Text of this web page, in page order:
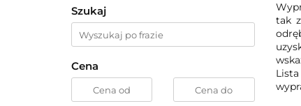
Szukaj
Cena
tak